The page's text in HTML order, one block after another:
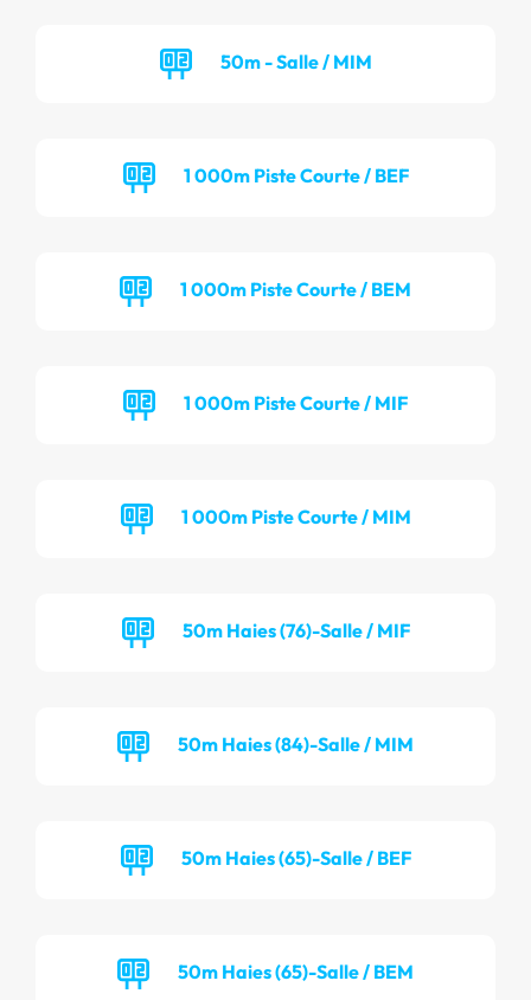
50m - Salle / MIM
1 000m Piste Courte / BEF
1 000m Piste Courte / BEM
1 000m Piste Courte / MIF
1 000m Piste Courte / MIM
50m Haies (76)-Salle / MIF
50m Haies (84)-Salle / MIM
50m Haies (65)-Salle / BEF
50m Haies (65)-Salle / BEM